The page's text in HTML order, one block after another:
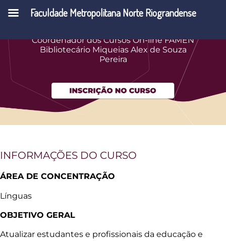
Diretoria de Extensão Profa. Ms. Judivanda
Coordenador dos Cursos On-line FAMEN
Bibliotecário Miqueias Alex de Souza
Pereira
INFORMAÇÕES DO CURSO
ÁREA DE CONCENTRAÇÃO
Línguas
OBJETIVO GERAL
Atualizar estudantes e profissionais da educação e
Faculdade Metropolitana Norte Riograndense